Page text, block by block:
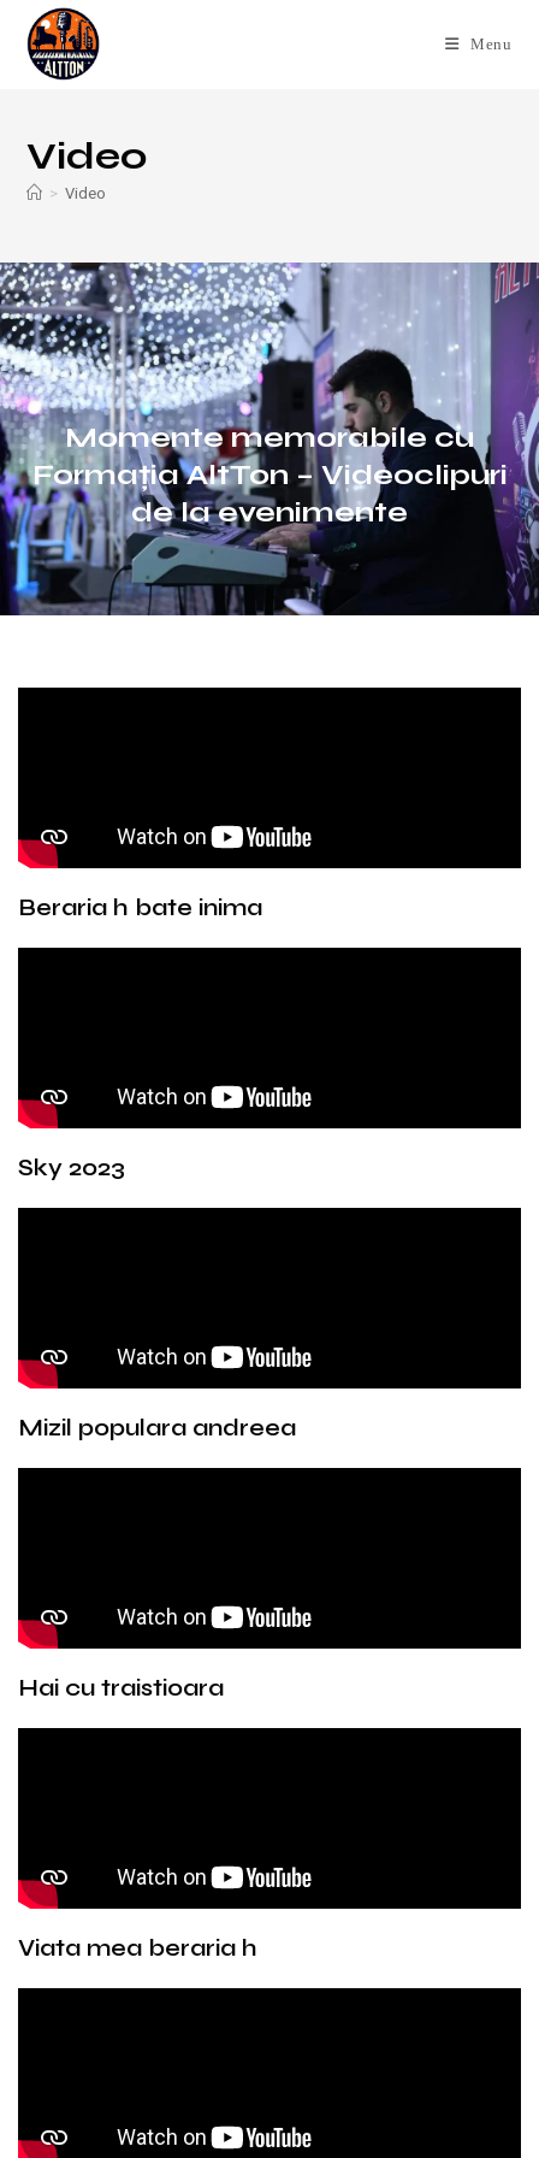
Menu
Video
> Video
Momente memorabile cu
Formația AltTon – Videoclipuri
de la evenimente
Beraria h bate inima
Sky 2023
Mizil populara andreea
Hai cu traistioara
Viata mea beraria h